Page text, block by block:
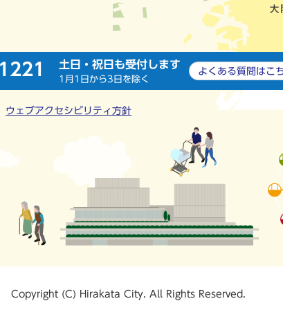
土日・祝日も受付します
1月1日から3日を除く
よくある質問は こ
ウェブアクセシビリティ方針
Copyright (C) Hirakata City. All Rights Reserved.